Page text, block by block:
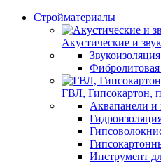
Стройматериалы
Акустические и
Фибролитовая
ГВЛ, Гипсокартон,
Аквапанели
Инструмент